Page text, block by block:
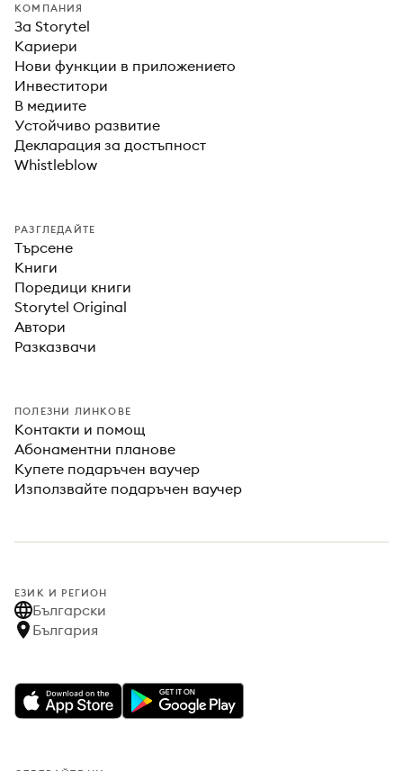
КОМПАНИЯ
За Storytel
Кариери
Нови функции в приложението
Инвеститори
В медиите
Устойчиво развитие
Декларация за достъпност
Whistleblow
РАЗГЛЕДАЙТЕ
Търсене
Книги
Поредици книги
Storytel Original
Автори
Разказвачи
ПОЛЕЗНИ ЛИНКОВЕ
Контакти и помощ
Абонаментни планове
Купете подаръчен ваучер
Използвайте подаръчен ваучер
ЕЗИК И РЕГИОН
Български
България